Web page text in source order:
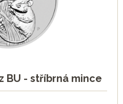
BU - stříbrná mince